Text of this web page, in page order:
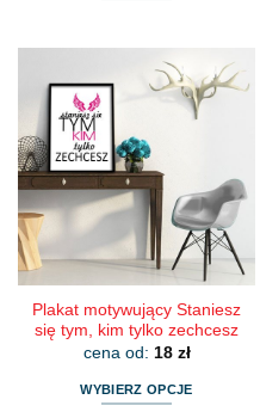
wiele
wariantów.
Opcje
można
wybrać
na
stronie
produktu
Plakat motywujący Staniesz
się tym, kim tylko zechcesz
cena od: 18 zł
WYBIERZ OPCJE